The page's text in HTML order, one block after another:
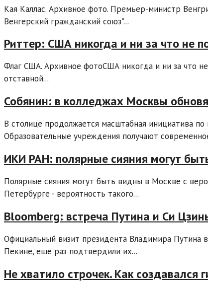
Кая Каллас. Архивное фото. Премьер-министр
Венгерский гражданский союз"...
Риттер: США никогда и ни за что не
Флаг США. Архивное фотоСША никогда и ни за что
отставной...
Собянин: в колледжах Москвы
В столице продолжается масштабная инициатива
Образовательные учреждения получают
ИКИ РАН: полярные сияния могут
Полярные сияния могут быть видны в Москве с
Петербурге - вероятность такого...
Bloomberg: встреча Путина и Си
Официальный визит президента Владимира Путина
Пекине, еще раз подтвердили их...
Не хватило строчек. Как